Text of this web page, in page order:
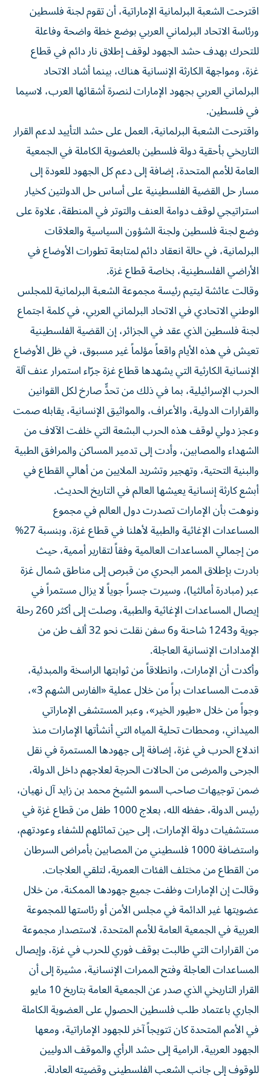
اقترحت الشعبة البرلمانية الإماراتية، أن تقوم لجنة فلسطين
ورئاسة الاتحاد البرلماني العربي بوضع خطة واضحة وفاعلة
للتحرك بهدف حشد الجهود لوقف إطلاق نار دائم في قطاع
غزة، ومواجهة الكارثة الإنسانية هناك، بينما أشاد الاتحاد
البرلماني العربي بجهود الإمارات لنصرة أشقائها العرب، لاسيما
في فلسطين.
واقترحت الشعبة البرلمانية، العمل على حشد التأييد لدعم القرار
التاريخي بأحقية دولة فلسطين بالعضوية الكاملة في الجمعية
العامة للأمم المتحدة، إضافة إلى دعم كل الجهود للعودة إلى
مسار حل القضية الفلسطينية على أساس حل الدولتين كخيار
استراتيجي لوقف دوامة العنف والتوتر في المنطقة، علاوة على
وضع لجنة فلسطين ولجنة الشؤون السياسية والعلاقات
البرلمانية، في حالة انعقاد دائم لمتابعة تطورات الأوضاع في
الأراضي الفلسطينية، بخاصة قطاع غزة.
وقالت عائشة ليتيم رئيسة مجموعة الشعبة البرلمانية للمجلس
الوطني الاتحادي في الاتحاد البرلماني العربي، في كلمة اجتماع
لجنة فلسطين الذي عقد في الجزائر، إن القضية الفلسطينية
تعيش في هذه الأيام واقعاً مؤلماً غير مسبوق، في ظل الأوضاع
الإنسانية الكارثية التي يشهدها قطاع غزة جرّاء استمرار عنف آلة
الحرب الإسرائيلية، بما في ذلك من تحدٍّ صارخ لكل القوانين
والقرارات الدولية، والأعراف، والمواثيق الإنسانية، يقابله صمت
وعجز دولي لوقف هذه الحرب البشعة التي خلفت الآلاف من
الشهداء والمصابين، وأدت إلى تدمير المساكن والمرافق الطبية
والبنية التحتية، وتهجير وتشريد الملايين من أهالي القطاع في
أبشع كارثة إنسانية يعيشها العالم في التاريخ الحديث.
ونوهت بأن الإمارات تصدرت دول العالم في مجموع
المساعدات الإغاثية والطبية لأهلنا في قطاع غزة، وبنسبة 27%
من إجمالي المساعدات العالمية وفقاً لتقارير أممية، حيث
بادرت بإطلاق الممر البحري من قبرص إلى مناطق شمال غزة
عبر (مبادرة أمالثيا)، وسيرت جسراً جوياً لا يزال مستمراً في
إيصال المساعدات الإغاثية والطبية، وصلت إلى أكثر 260 رحلة
جوية و1243 شاحنة و6 سفن نقلت نحو 32 ألف طن من
الإمدادات الإنسانية العاجلة.
وأكدت أن الإمارات، وانطلاقاً من ثوابتها الراسخة والمبدئية،
قدمت المساعدات براً من خلال عملية «الفارس الشهم 3»،
وجواً من خلال «طيور الخير»، وعبر المستشفى الإماراتي
الميداني، ومحطات تحلية المياه التي أنشأتها الإمارات منذ
اندلاع الحرب في غزة، إضافة إلى جهودها المستمرة في نقل
الجرحى والمرضى من الحالات الحرجة لعلاجهم داخل الدولة،
ضمن توجيهات صاحب السمو الشيخ محمد بن زايد آل نهيان،
رئيس الدولة، حفظه الله، بعلاج 1000 طفل من قطاع غزة في
مستشفيات دولة الإمارات، إلى حين تماثلهم للشفاء وعودتهم،
واستضافة 1000 فلسطيني من المصابين بأمراض السرطان
من القطاع من مختلف الفئات العمرية، لتلقي العلاجات.
وقالت إن الإمارات وظفت جميع جهودها الممكنة، من خلال
عضويتها غير الدائمة في مجلس الأمن أو رئاستها للمجموعة
العربية في الجمعية العامة للأمم المتحدة، لاستصدار مجموعة
من القرارات التي طالبت بوقف فوري للحرب في غزة، وإيصال
المساعدات العاجلة وفتح الممرات الإنسانية، مشيرة إلى أن
القرار التاريخي الذي صدر عن الجمعية العامة بتاريخ 10 مايو
الجاري باعتماد طلب فلسطين الحصولِ على العضوية الكاملة
في الأمم المتحدة كان تتويجاً آخر للجهود الإماراتية، ومعها
الجهود العربية، الرامية إلى حشد الرأي والموقف الدوليين
للوقوف إلى جانب الشعب الفلسطيني وقضيته العادلة.